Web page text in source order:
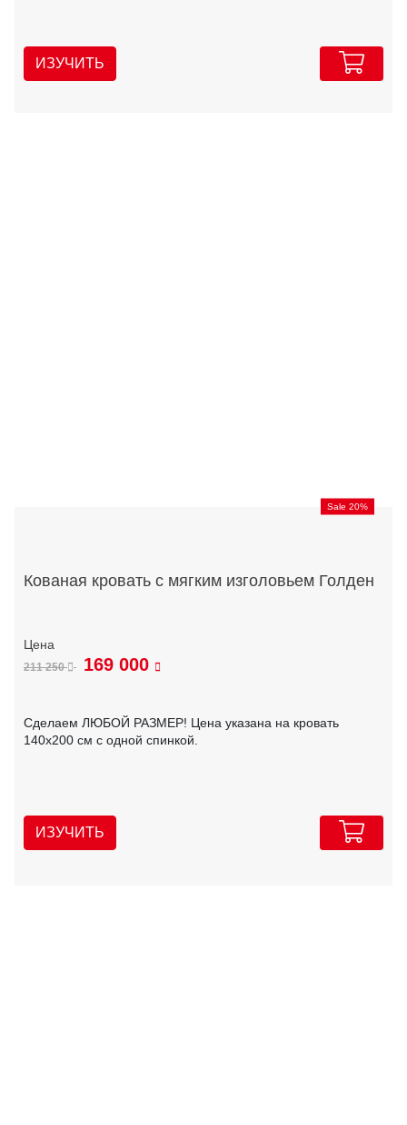
ИЗУЧИТЬ
Sale 20%
Кованая кровать с мягким изголовьем Голден
211 250 169 000
Сделаем ЛЮБОЙ РАЗМЕР! Цена указана на кровать
140х200 см с одной спинкой.
ИЗУЧИТЬ